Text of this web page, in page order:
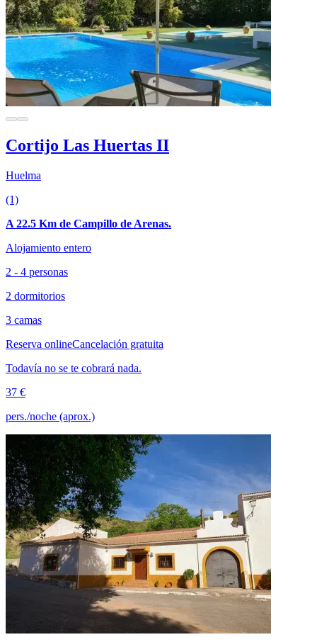
Cortijo Las Huertas II
Huelma
(1)
A 22.5 Km de Campillo de Arenas.
Alojamiento entero
2 - 4 personas
2 dormitorios
3 camas
Reserva onlineCancelación gratuita
Todavía no se te cobrará nada.
37 €
pers./noche (aprox.)